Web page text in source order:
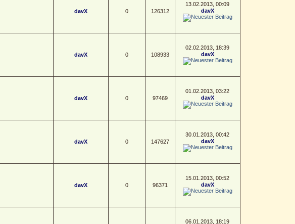
davX 0 126312
13.02.2013, 00:09
davX
davX 0 108933
02.02.2013, 18:39
davX
davX 0 97469
01.02.2013, 03:22
davX
davX 0 147627
30.01.2013, 00:42
davX
davX 0 96371
15.01.2013, 00:52
davX
06.01.2013, 18:19